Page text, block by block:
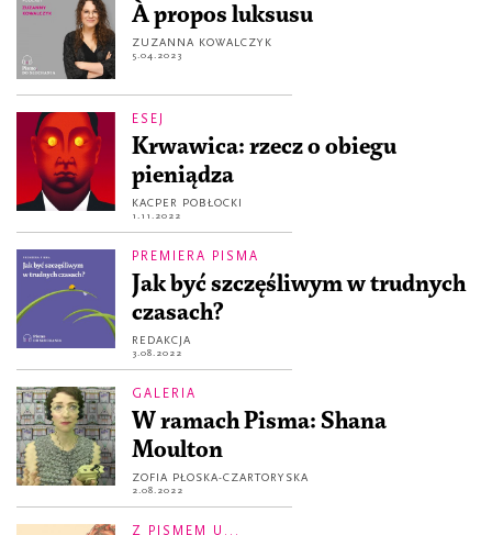
À propos luksusu
ZUZANNA KOWALCZYK
5.04.2023
ESEJ
Krwawica: rzecz o obiegu
pieniądza
KACPER POBŁOCKI
1.11.2022
PREMIERA PISMA
Jak być szczęśliwym w trudnych
czasach?
REDAKCJA
3.08.2022
GALERIA
W ramach Pisma: Shana
Moulton
ZOFIA PŁOSKA-CZARTORYSKA
2.08.2022
Z PISMEM U...